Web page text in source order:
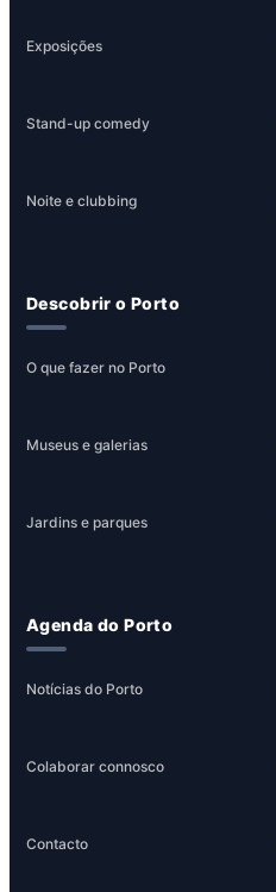
Exposições
Stand-up comedy
Noite e clubbing
Descobrir o Porto
O que fazer no Porto
Museus e galerias
Jardins e parques
Agenda do Porto
Notícias do Porto
Colaborar connosco
Contacto